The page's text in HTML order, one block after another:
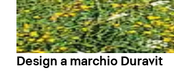
Design a marchio Duravit